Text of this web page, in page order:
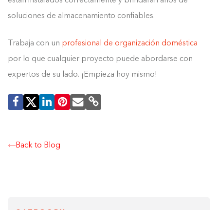
soluciones de almacenamiento confiables.
Trabaja con un profesional de organización doméstica
por lo que cualquier proyecto puede abordarse con
expertos de su lado. ¡Empieza hoy mismo!
Back to Blog